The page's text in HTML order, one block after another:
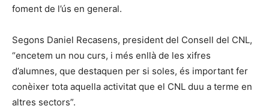
foment de l’ús en general.
Segons Daniel Recasens, president del Consell del CNL,
“encetem un nou curs, i més enllà de les xifres
d’alumnes, que destaquen per si soles, és important fer
conèixer tota aquella activitat que el CNL duu a terme en
altres sectors”.